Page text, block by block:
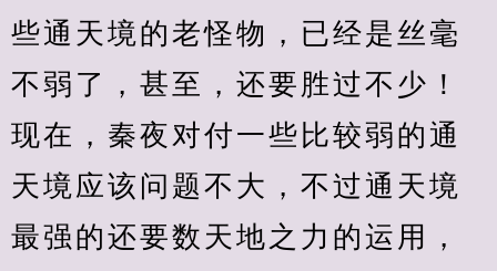
些通天境的老怪物，已经是丝毫
不弱了，甚至，还要胜过不少！
现在，秦夜对付一些比较弱的通
天境应该问题不大，不过通天境
最强的还要数天地之力的运用，